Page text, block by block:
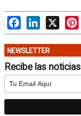
FacebookLinkedIn
X
NEWSLETTER
Recibe las